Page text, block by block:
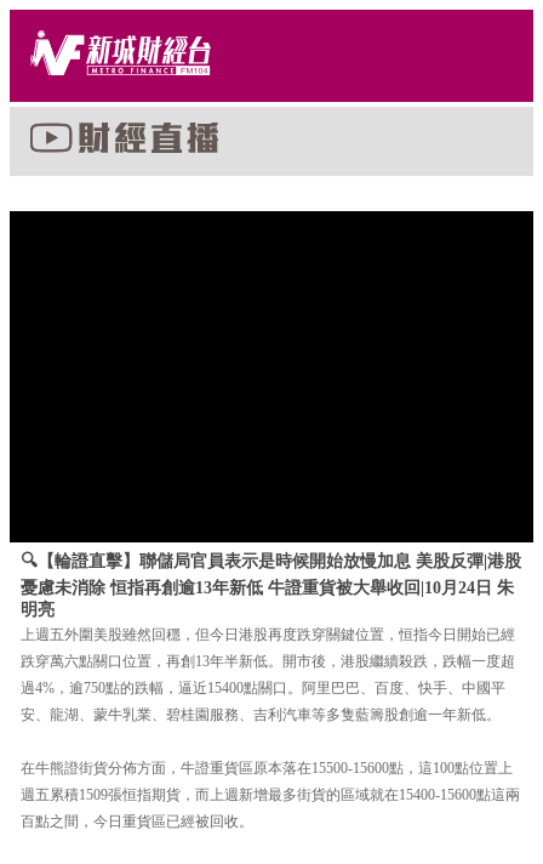
🔍【輪證直擊】聯儲局官員表示是時候開始放慢加息 美股反彈|港股
憂慮未消除 恒指再創逾13年新低 牛證重貨被大舉收回|10月24日 朱
明亮
上週五外圍美股雖然回穩，但今日港股再度跌穿關鍵位置，恒指今日開始已經
跌穿萬六點關口位置，再創13年半新低。開市後，港股繼續殺跌，跌幅一度超
過4%，逾750點的跌幅，逼近15400點關口。阿里巴巴、百度、快手、中國平
安、龍湖、蒙牛乳業、碧桂園服務、吉利汽車等多隻藍籌股創逾一年新低。
在牛熊證街貨分佈方面，牛證重貨區原本落在15500-15600點，這100點位置上
週五累積1509張恒指期貨，而上週新增最多街貨的區域就在15400-15600點這兩
百點之間，今日重貨區已經被回收。